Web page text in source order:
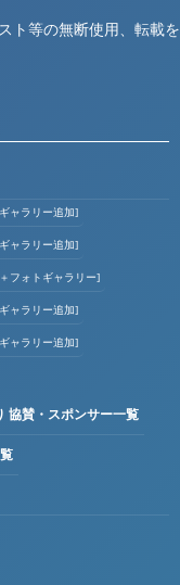
ト等の無断使用、転載を
ャラリー追加]
ャラリー追加]
フォトギャラリー]
ャラリー追加]
ャラリー追加]
協賛・スポンサー一覧